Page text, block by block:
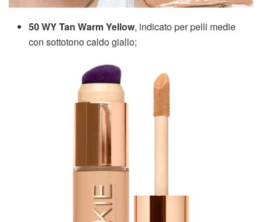
50 WY Tan Warm Yellow, indicato per pelli medie
con sottotono caldo giallo;